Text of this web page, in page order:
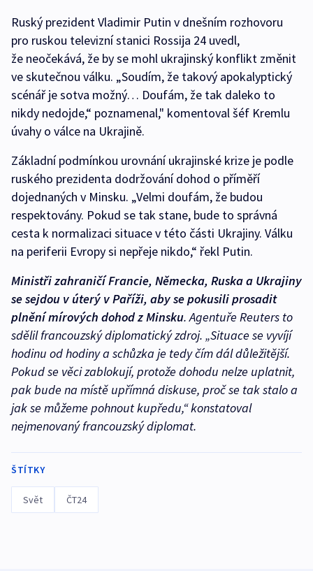
Ruský prezident Vladimir Putin v dnešním rozhovoru
pro ruskou televizní stanici Rossija 24 uvedl,
že neočekává, že by se mohl ukrajinský konflikt změnit
ve skutečnou válku. „Soudím, že takový apokalyptický
scénář je sotva možný… Doufám, že tak daleko to
nikdy nedojde,“ poznamenal," komentoval šéf Kremlu
úvahy o válce na Ukrajině.
Základní podmínkou urovnání ukrajinské krize je podle
ruského prezidenta dodržování dohod o příměří
dojednaných v Minsku. „Velmi doufám, že budou
respektovány. Pokud se tak stane, bude to správná
cesta k normalizaci situace v této části Ukrajiny. Válku
na periferii Evropy si nepřeje nikdo,“ řekl Putin.
Ministři zahraničí Francie, Německa, Ruska a Ukrajiny
se sejdou v úterý v Paříži, aby se pokusili prosadit
plnění mírových dohod z Minsku. Agentuře Reuters to
sdělil francouzský diplomatický zdroj. „Situace se vyvíjí
hodinu od hodiny a schůzka je tedy čím dál důležitější.
Pokud se věci zablokují, protože dohodu nelze uplatnit,
pak bude na místě upřímná diskuse, proč se tak stalo a
jak se můžeme pohnout kupředu,“ konstatoval
nejmenovaný francouzský diplomat.
ŠTÍTKY
Svět ČT24